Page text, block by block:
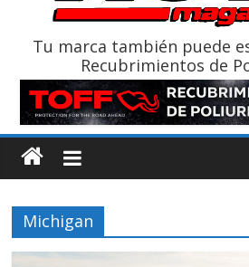
La FEDAK recibe 12 Sinotruk Bolden
Tu marca también puede
Recubrimientos de
Michigan